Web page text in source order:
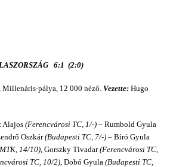
6:1 (2:0)
Millenáris-pálya, 12 000 néző. Vezette: Hugo
Alajos (Ferencvárosi TC, 1/-) – Rumbold Gyula
Oszkár(Budapesti TC, 7/-) – Bíró Gyula
14/10), Gorszky Tivadar(Ferencvárosi TC,
TC, 10/2), Dobó Gyula (Budapesti TC,